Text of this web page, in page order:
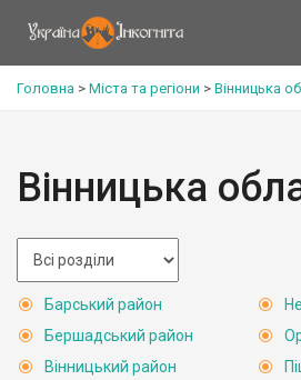
Головна > Міста та регіони > Вінницька
Вінницька
Барський район
Бершадський район
Вінницький район